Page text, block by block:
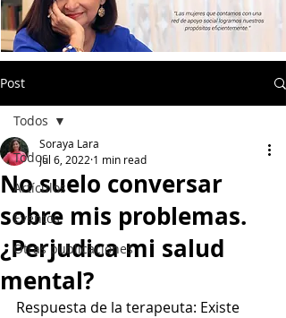
Post
Todos
Artículos
Eventos
Otras publicaciones
Todos
No suelo conversar
sobre mis problemas.
¿Perjudica mi salud
mental?
Soraya Lara
Jul 6, 2022 1 min read
Respuesta de la terapeuta: Existe